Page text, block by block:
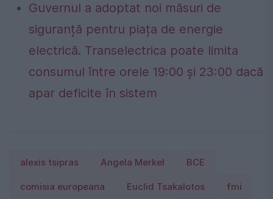
Guvernul a adoptat noi măsuri de
siguranță pentru piața de energie
electrică. Transelectrica poate limita
consumul între orele 19:00 și 23:00 dacă
apar deficite în sistem
alexis tsipras Angela Merkel BCE
comisia europeana Euclid Tsakalotos fmi